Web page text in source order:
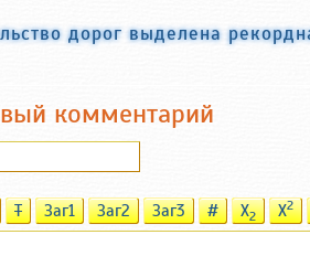
дорог выделена
комментарий
T Заг1 Заг2 Заг3 # X2 X2